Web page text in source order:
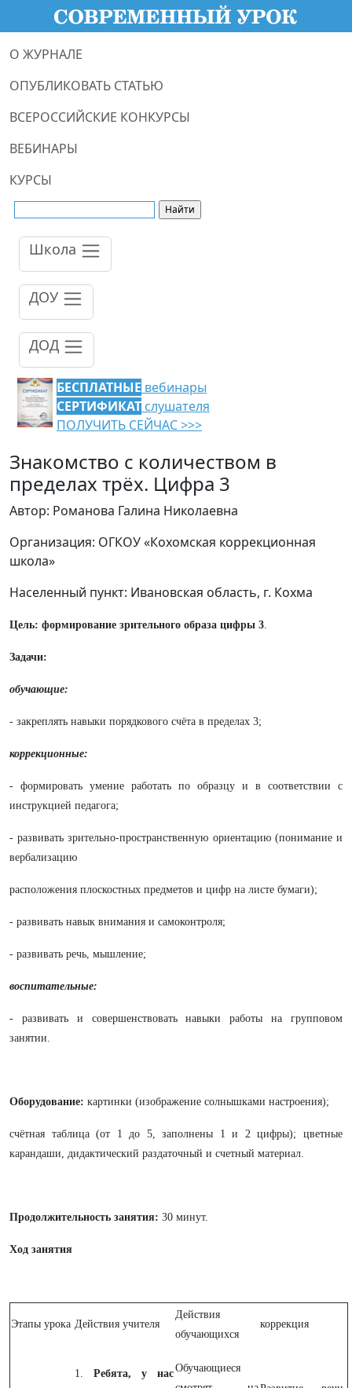
О ЖУРНАЛЕ
ОПУБЛИКОВАТЬ СТАТЬЮ
ВСЕРОССИЙСКИЕ КОНКУРСЫ
ВЕБИНАРЫ
КУРСЫ
Школа
ДОУ
ДОД
БЕСПЛАТНЫЕ вебинары
СЕРТИФИКАТ слушателя
ПОЛУЧИТЬ СЕЙЧАС >>>
Знакомство с количеством в
пределах трёх. Цифра 3
Автор: Романова Галина Николаевна
Организация: ОГКОУ «Кохомская коррекционная
школа»
Населенный пункт: Ивановская область, г. Кохма
Цель: формирование зрительного образа цифры 3.
Задачи:
обучающие:
- закреплять навыки порядкового счёта в пределах 3;
коррекционные:
- формировать умение работать по образцу и в соответствии с
инструкцией педагога;
- развивать зрительно-пространственную ориентацию (понимание и
вербализацию
расположения плоскостных предметов и цифр на листе бумаги);
- развивать навык внимания и самоконтроля;
- развивать речь, мышление;
воспитательные:
- развивать и совершенствовать навыки работы на групповом
занятии.
Оборудование: картинки (изображение солнышками настроения);
счётная таблица (от 1 до 5, заполнены 1 и 2 цифры); цветные
карандаши, дидактический раздаточный и счетный материал.
Продолжительность занятия: 30 минут.
Ход занятия
Этапы урока Действия учителя
Действия
обучающихся
коррекция
1. Ребята, у насОбучающиеся